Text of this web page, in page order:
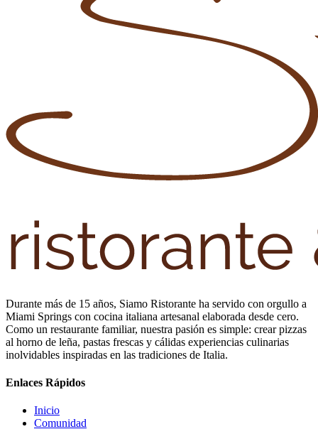
Durante más de 15 años, Siamo Ristorante ha servido con orgullo a
Miami Springs con cocina italiana artesanal elaborada desde cero.
Como un restaurante familiar, nuestra pasión es simple: crear pizzas
al horno de leña, pastas frescas y cálidas experiencias culinarias
inolvidables inspiradas en las tradiciones de Italia.
Enlaces Rápidos
Inicio
Comunidad